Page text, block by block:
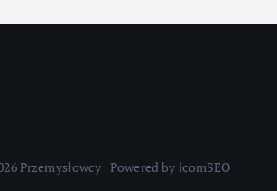
Przemysłowcy | Powered by icomSEO